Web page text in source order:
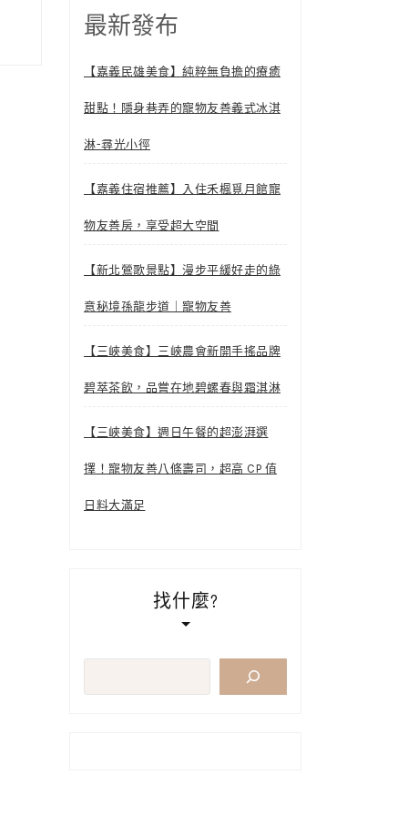
最新發布
【嘉義民雄美食】純粹無負擔的療癒
甜點！隱身巷弄的寵物友善義式冰淇
淋-尋光小徑
【嘉義住宿推薦】入住禾楓覓月館寵
物友善房，享受超大空間
【新北鶯歌景點】漫步平緩好走的綠
意秘境孫龍步道｜寵物友善
【三峽美食】三峽農會新開手搖品牌
碧萃茶飲，品嘗在地碧螺春與霜淇淋
【三峽美食】週日午餐的超澎湃選
擇！寵物友善八條壽司，超高 CP 值
日料大滿足
找什麼?